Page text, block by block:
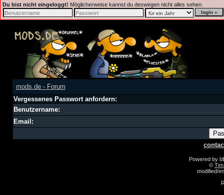
Du bist nicht eingeloggt! Möglicherweise kannst du deswegen nicht alles sehen.
mods.de - Forum
Vergessenes Passwort anfordern:
Benutzername:
Email:
Powered by
©
modified/